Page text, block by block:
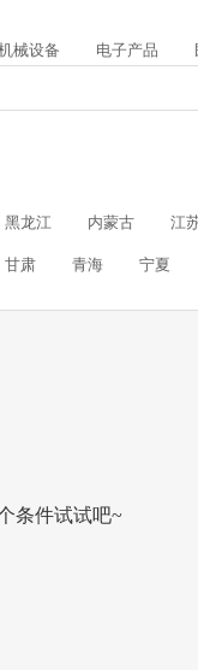
械设备 电子产品
黑龙江 内蒙古 江
甘肃 青海 宁夏
条件试试吧~